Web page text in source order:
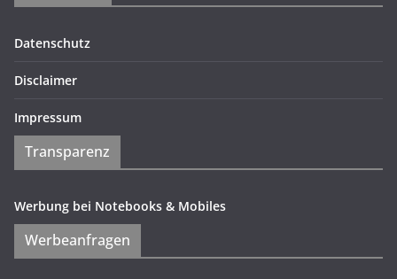
Datenschutz
Disclaimer
Impressum
Transparenz
Werbung bei Notebooks & Mobiles
Werbeanfragen